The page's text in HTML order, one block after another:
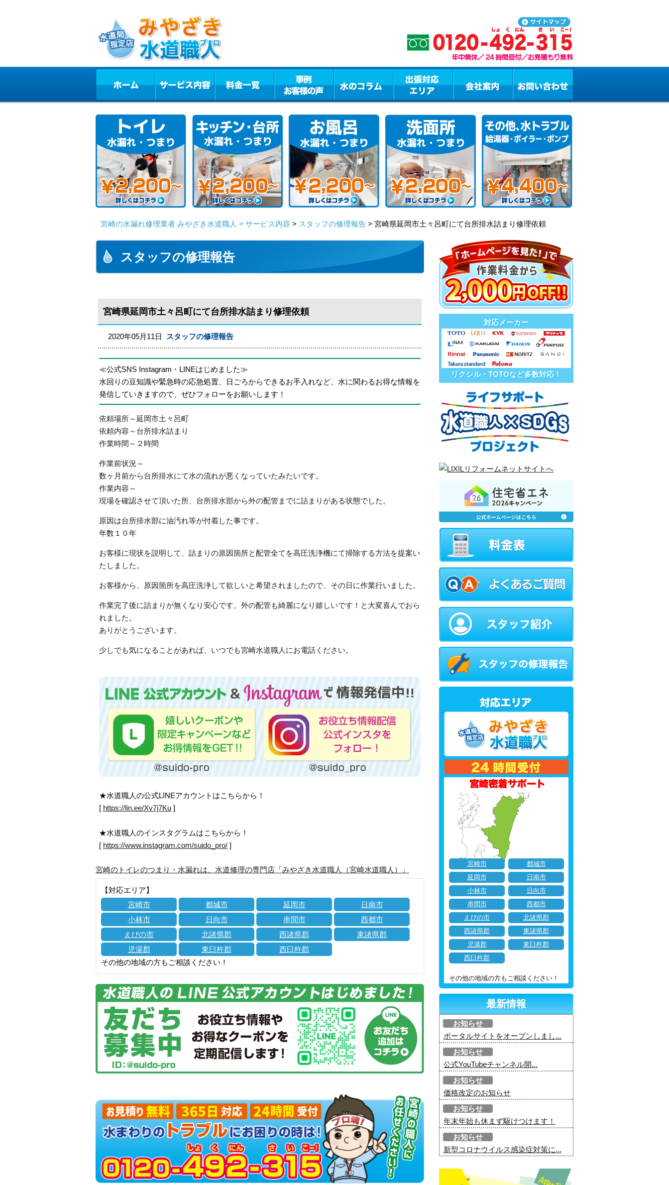
宮崎の水漏れ修理業者 みやざき水道職人 > サービス内容 > スタッフの修理報告 > 宮崎県延岡市土々呂町にて台所排水詰まり修理依頼
スタッフの修理報告
宮崎県延岡市土々呂町にて台所排水詰まり修理依頼
2020年05月11日 スタッフの修理報告
≪公式SNS Instagram・LINEはじめました≫
水回りの豆知識や緊急時の応急処置、日ごろからできるお手入れなど、水に関わるお得な情報を
発信していきますので、ぜひフォローをお願いします！
依頼場所～延岡市土々呂町
依頼内容～台所排水詰まり
作業時間～２時間
作業前状況～
数ヶ月前から台所排水にて水の流れが悪くなっていたみたいです。
作業内容～
現場を確認させて頂いた所、台所排水部から外の配管までに詰まりがある状態でした。
原因は台所排水部に油汚れ等が付着した事です。
年数１０年
お客様に現状を説明して、詰まりの原因箇所と配管全てを高圧洗浄機にて掃除する方法を提案い
たしました。
お客様から、原因箇所を高圧洗浄して欲しいと希望されましたので、その日に作業行いました。
作業完了後に詰まりが無くなり安心です。外の配管も綺麗になり嬉しいです！と大変喜んでおら
れました。
ありがとうございます。
少しでも気になることがあれば、いつでも宮崎水道職人にお電話ください。
★水道職人の公式LINEアカウントはこちらから！
[ https://lin.ee/Xv7j7Ku ]
★水道職人のインスタグラムはこちらから！
[ https://www.instagram.com/suido_pro/ ]
宮崎のトイレのつまり・水漏れは、水道修理の専門店「みやざき水道職人（宮崎水道職人）」
【対応エリア】
宮崎市
都城市 延岡市
日南市
小林市
日向市 串間市
西都市
えびの市
北諸県郡 西諸県郡
東諸県郡
児湯郡
東臼杵郡
西臼杵郡
その他の地域の方もご相談ください！
対応メーカー
リクシル・TOTOなど多数対応！
宮崎市
都城市
延岡市
日南市
小林市
日向市
串間市
西都市
えびの市
北諸県郡
西諸県郡
東諸県郡
児湯郡
東臼杵郡
西臼杵郡
その他の地域の方もご相談ください！
最新情報
お知らせ
ポータルサイトをオープンしまし...
お知らせ
公式YouTubeチャンネル開...
お知らせ
価格改定のお知らせ
お知らせ
年末年始も休まず駆けつけます！
お知らせ
新型コロナウイルス感染症対策に...